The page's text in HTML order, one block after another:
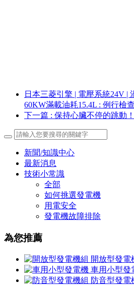
日本三菱引擎 | 電壓系統24V |
60KW滿載油耗15.4L : 例行檢
下一篇 : 保持心臟不停的跳動！
新聞/知識中心
最新消息
技術小常識
全部
如何挑選發電機
用電安全
發電機故障排除
為您推薦
開放型發電
車用小型發
防音型發電